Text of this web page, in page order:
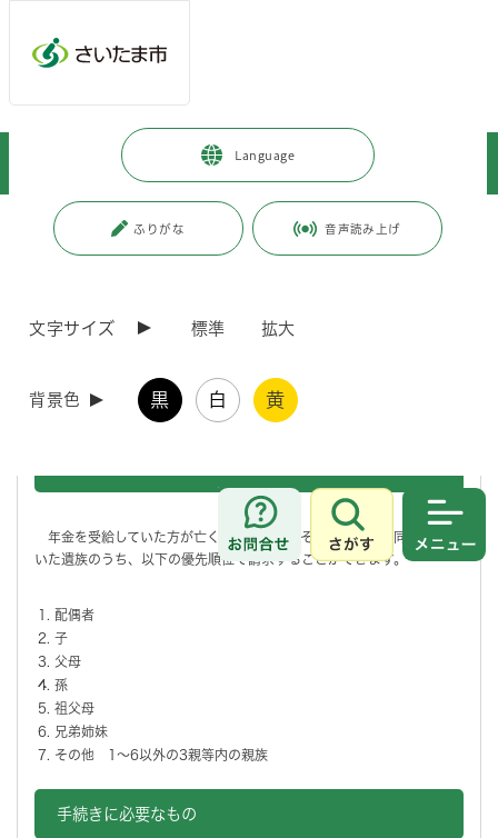
Language
ふりがな 音声読み上げ
文字サイズ 標準 拡大
背景色 黒 白 黄
お問合せ
さがす
暮らし・手続き > 保険・年金・税金
未支給年金
更新日付：2023年4月1日 / ページ番号：C080811
年金を受給している方が亡くなったときに、まだ受け取っていない年
分までの年金については、未支給年金として、その方と生計を同じくし
ていた遺族が受け取ることができます。
年金を受給していた方が亡くなった当時、その方と生計を同じくして
いた遺族のうち、以下の優先順位で請求することができます。
配偶者
子
父母
孫
祖父母
兄弟姉妹
その他 1～6以外の3親等内の親族
手続きに必要なもの